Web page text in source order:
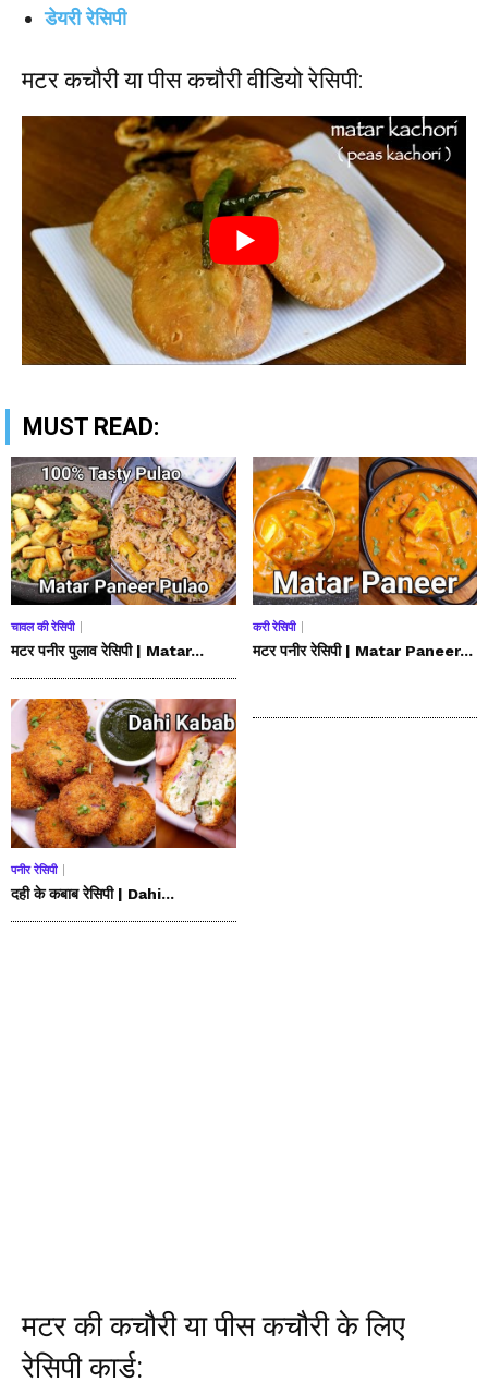
डेयरी रेसिपी
मटर कचौरी या पीस कचौरीवीडियोरेसिपी:
MUST READ:
चावल की रेसिपी
मटर पनीर पुलाव रेसिपी | Matar...
करी रेसिपी
मटर पनीर रेसिपी | Matar Paneer...
पनीर रेसिपी
दही के कबाब रेसिपी | Dahi...
मटर की कचौरी या पीस कचौरी के लिए
रेसिपी कार्ड: